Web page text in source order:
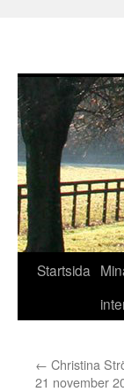
Hoppa
Startsida
← Christina
21 november